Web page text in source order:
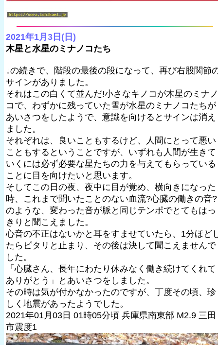
2021年1月3日(日)
木星と水星のミナノコたち
↓の続きで、階段の最後の段になって、再び右股関節
サインがありました。
それはこの白くて並んだ!小さなキノコが木星のミナノ
コで、わずかに残っていた雪が水星のミナノコたちが
あいさつをしたようで、意識を向けるとサインは消え
ました。
それぞれは、良いこともするけど、人間にとって悪い
こともするということですが、いずれも人間が生きて
いくには必ず必要な星たちの力を与えてもらっている
ことに目を向けたいと思います。
そしてこの日の夜、夜中に目が覚め、横向きになった
時、これまで聞いたことのない血流?心臓の働きの音?
のような、変わった音が脈と同じテンポでとてもはっ
きりと聞こえました。
心音の不正はないかと耳をすませていたら、1分ほど
たらピタリと止まり、その後は決して聞こえませんで
した。
「心臓さん、長年にわたり休みなく働き続けてくれて
ありがとう」とあいさつをしました。
その時は気が付かなかったのですが、丁度その頃、珍
しく地震があったようでした。
2021年01月03日 01時05分頃 兵庫県南東部 M2.9 三田
市震度1